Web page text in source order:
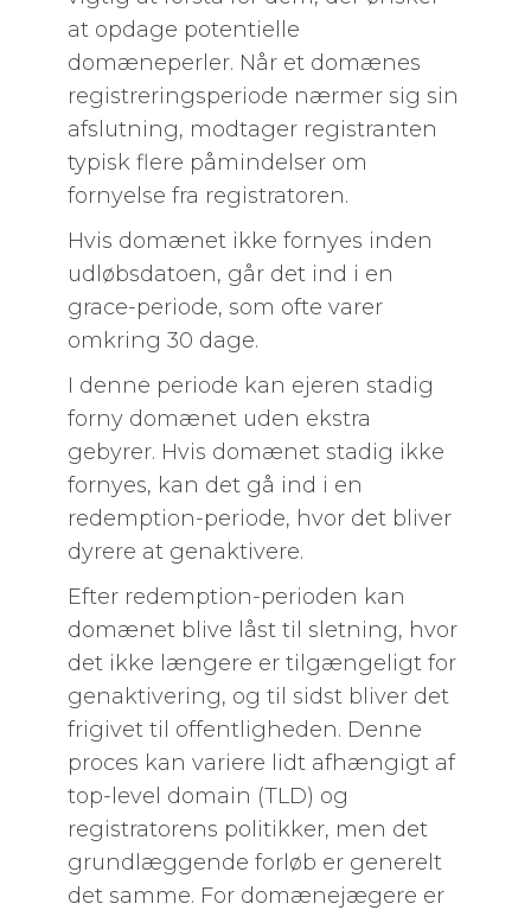
at opdage potentielle
domæneperler. Når et domænes
registreringsperiode nærmer sig sin
afslutning, modtager registranten
typisk flere påmindelser om
fornyelse fra registratoren.
Hvis domænet ikke fornyes inden
udløbsdatoen, går det ind i en
grace-periode, som ofte varer
omkring 30 dage.
I denne periode kan ejeren stadig
forny domænet uden ekstra
gebyrer. Hvis domænet stadig ikke
fornyes, kan det gå ind i en
redemption-periode, hvor det bliver
dyrere at genaktivere.
Efter redemption-perioden kan
domænet blive låst til sletning, hvor
det ikke længere er tilgængeligt for
genaktivering, og til sidst bliver det
frigivet til offentligheden. Denne
proces kan variere lidt afhængigt af
top-level domain (TLD) og
registratorens politikker, men det
grundlæggende forløb er generelt
det samme. For domænejægere er